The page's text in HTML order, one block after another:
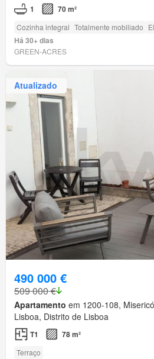
1 70 m²
Cozinha integral Totalmente mobiliado
Há 30+ dias
GREEN-ACRES
Atualizado
490 000 €
509 000 €
Apartamento em 1200-108,
Lisboa, Distrito de Lisboa
T1 78 m²
Terraço